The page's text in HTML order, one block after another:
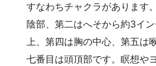
すなわちチャクラがあります
陰部、第二はへそから約3イ
上、第四は胸の中心、第五は
七番目は頭頂部です。瞑想や